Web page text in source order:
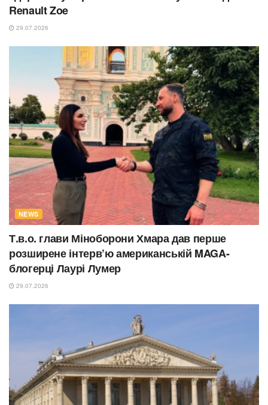
Renault Zoe
29.07.2026
NEWS
Т.в.о. глави Міноборони Хмара дав перше
розширене інтерв’ю американській MAGA-
блогерці Лаурі Лумер
29.07.2026